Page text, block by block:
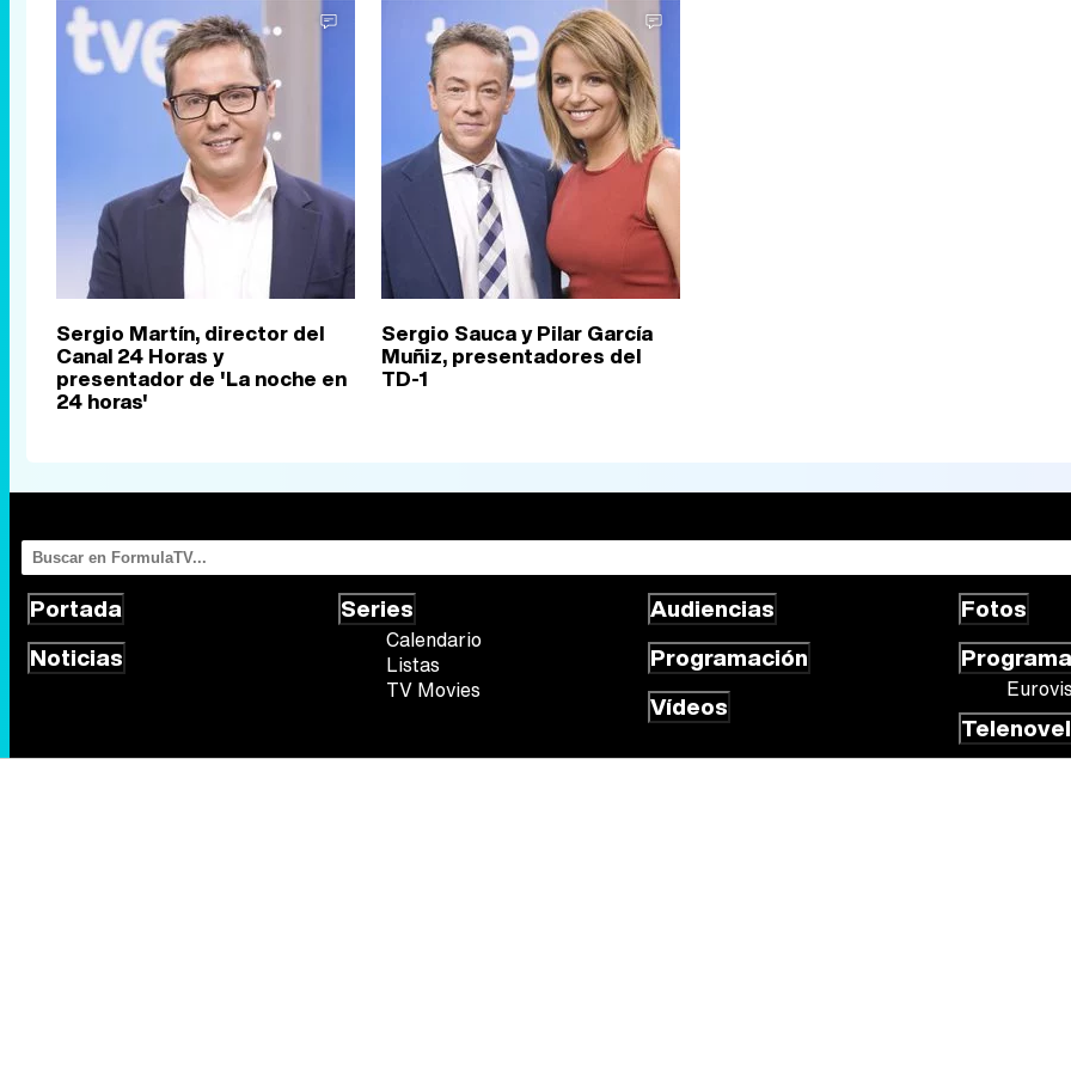
Sergio Martín, director del
Canal 24 Horas y
presentador de 'La noche en
24 horas'
Sergio Sauca y Pilar García
Muñiz, presentadores del
TD-1
Portada
Noticias
Series
Calendario
Listas
TV Movies
Audiencias
Programación
Vídeos
Fotos